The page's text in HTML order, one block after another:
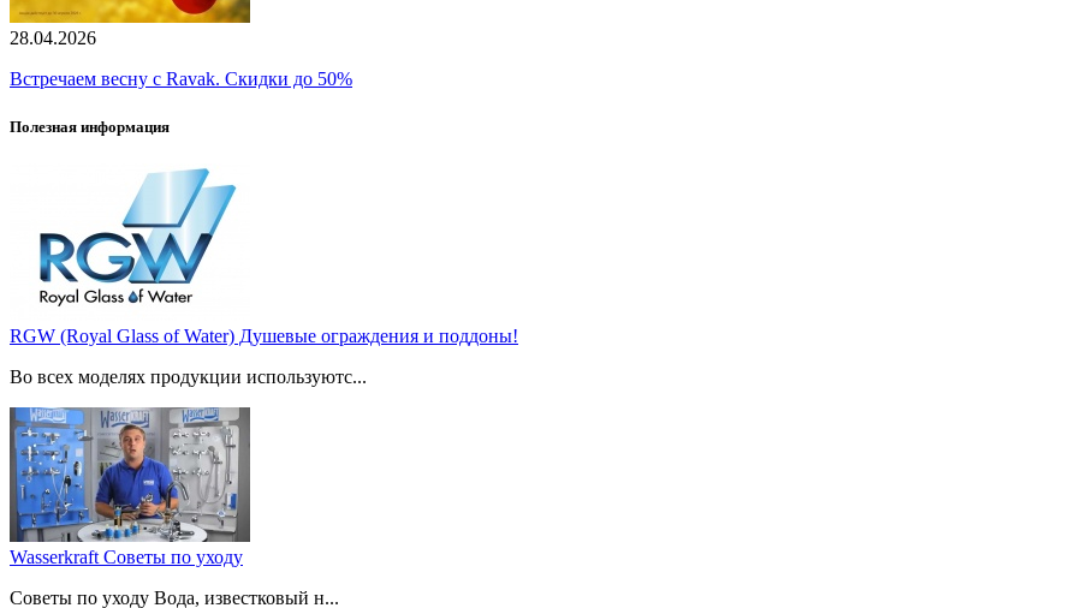
28.04.2026
Встречаем весну с Ravak. Скидки до 50%
Полезная информация
RGW (Royal Glass of Water) Душевые ограждения и поддоны!
Во всех моделях продукции используютс...
Wasserkraft Советы по уходу
Советы по уходу Вода, известковый н...